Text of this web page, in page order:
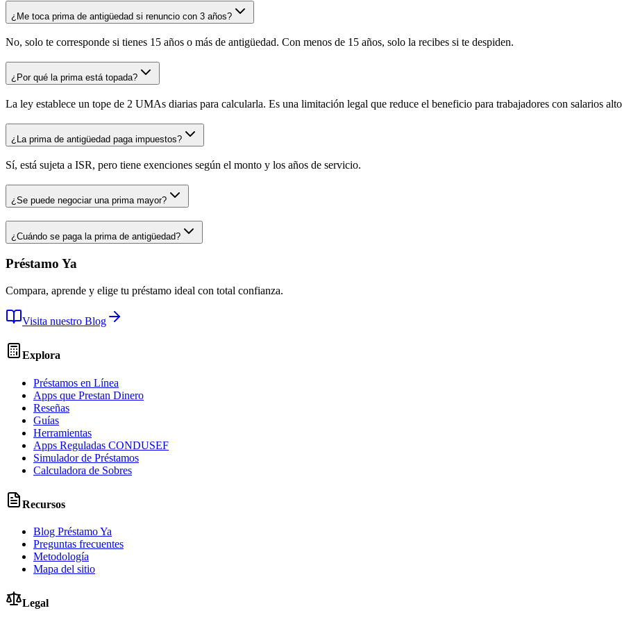
¿Me toca prima de antigüedad si renuncio con 3 años?
No, solo te corresponde si tienes 15 años o más de antigüedad. Con menos de 15 años, solo la recibes si te despiden.
¿Por qué la prima está topada?
La ley establece un tope de 2 UMAs diarias para calcularla. Es una limitación legal que reduce el beneficio para trabajadores con salarios
¿La prima de antigüedad paga impuestos?
Sí, está sujeta a ISR, pero tiene exenciones según el monto y los años de servicio.
¿Se puede negociar una prima mayor?
¿Cuándo se paga la prima de antigüedad?
Préstamo Ya
Compara, aprende y elige tu préstamo ideal con total confianza.
Visita nuestro Blog
Explora
Préstamos en Línea
Apps que Prestan Dinero
Reseñas
Guías
Herramientas
Apps Reguladas CONDUSEF
Simulador de Préstamos
Calculadora de Sobres
Recursos
Blog Préstamo Ya
Preguntas frecuentes
Metodología
Mapa del sitio
Legal